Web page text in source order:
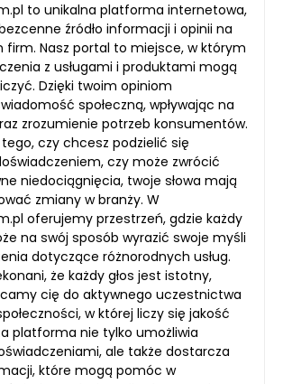
to unikalna platforma internetowa,
źródło informacji i opinii na
Nasz portal to miejsce, w którym
z usługami i produktami mogą
Dzięki twoim opiniom
społeczną, wpływając na
zrozumienie potrzeb konsumentów.
czy chcesz podzielić się
czy może zwrócić
niedociągnięcia, twoje słowa mają
zmiany w branży. W
oferujemy przestrzeń, gdzie każdy
na swój sposób wyrazić swoje myśli
dotyczące różnorodnych usług.
że każdy głos jest istotny,
cię do aktywnego uczestnictwa
w której liczy się jakość
platforma nie tylko umożliwia
ale także dostarcza
które mogą pomóc w